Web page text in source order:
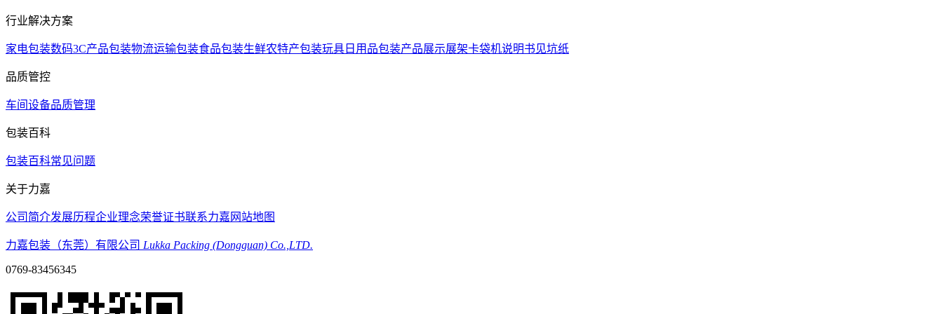
行业解决方案
家电包装数码3C产品包装物流运输包装食品包装生鲜农特产包装玩具日用品包装产品展示展架卡袋机说明书见坑纸
品质管控
车间设备品质管理
包装百科
包装百科常见问题
关于力嘉
公司简介发展历程企业理念荣誉证书联系力嘉 网站地图
力嘉包装（东莞）有限公司 Lukka Packing (Dongguan) Co.,LTD.
0769-83456345